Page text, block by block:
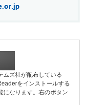
ムズ社が配布している
をインストールする
になります。右のボタン